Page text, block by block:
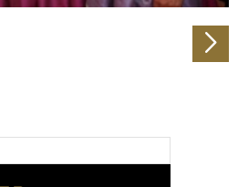
Ihrer Nutzung der Dienste